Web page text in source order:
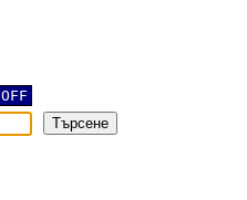
OFF
Търсене